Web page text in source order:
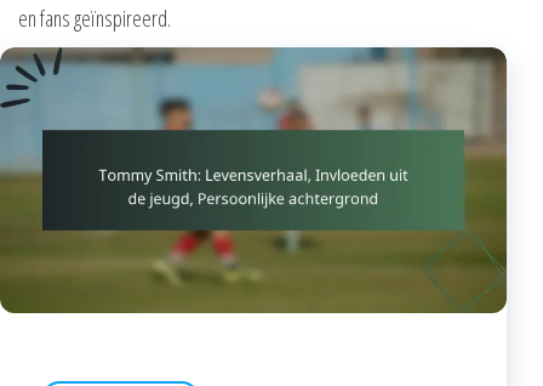
en fans geïnspireerd.